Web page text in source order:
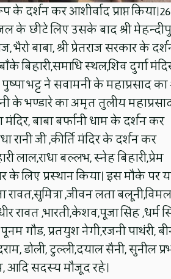
दर्शन कर आशीर्वाद प्राप्त किया।26
के छीटे लिए उसके बाद श्री
भैरो बाबा, श्री प्रेतराज सरकार के
बिहारी,समाधि स्थल,शिव दुर्गा
भट्ट ने सवामनी के महाप्रसाद का
के भण्डारे का अमृत तुलीय
बाबा बर्फानी धाम के दर्शन कर
रानी जी ,कीर्ति मंदिर के दर्शन कर
लाल,राधा बल्लभ, स्नेह बिहारी,प्रेम
प्रस्थान किया। इस मौके पर
रावत,सुमित्रा ,जीवन लता
रावत ,भारती,केशव,पूजा सिंह ,धर्म
गौड, प्रतयुश नेगी,रजनी पाथंरी,
डोली, टुल्ली,दयाल सैनी, सुनील
आदि सदस्य मौजूद रहे।